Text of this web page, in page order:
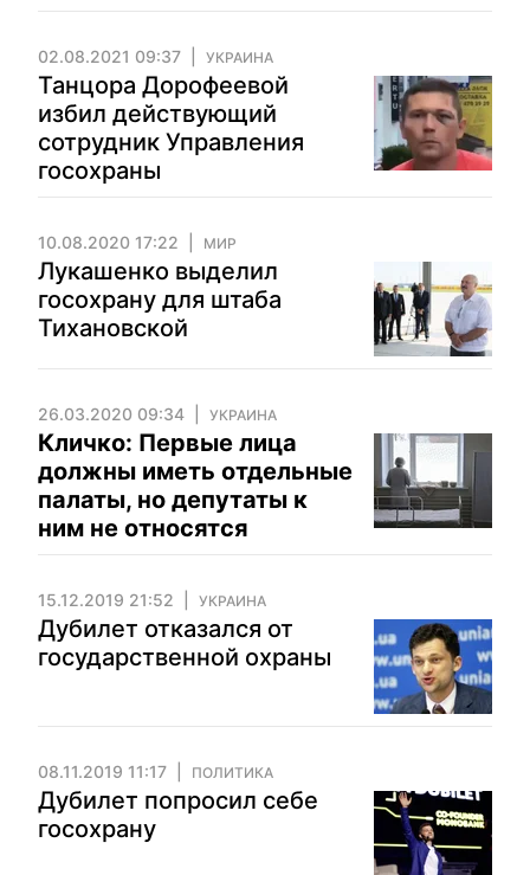
02.08.2021 09:37 УКРАИНА
Танцора Дорофеевой
избил действующий
сотрудник Управления
госохраны
10.08.2020 17:22 МИР
Лукашенко выделил
госохрану для штаба
Тихановской
26.03.2020 09:34 УКРАИНА
Кличко: Первые лица
должны иметь отдельные
палаты, но депутаты к
ним не относятся
15.12.2019 21:52 УКРАИНА
Дубилет отказался от
государственной охраны
08.11.2019 11:17 ПОЛИТИКА
Дубилет попросил себе
госохрану